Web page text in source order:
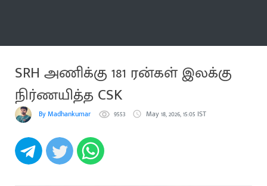
SRH அணிக்கு 181 ரன்கள் இலக்கு
நிர்ணயித்த CSK
By Madhankumar 9553 May 18, 2026, 15:05 IST